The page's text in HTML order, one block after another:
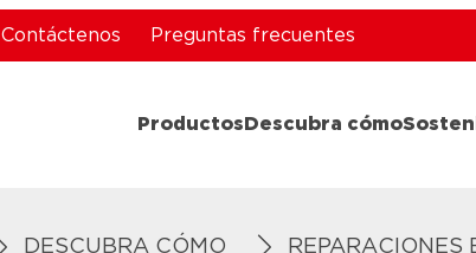
Contáctenos Preguntas frecuentes
Productos Descubra cómo
DESCUBRA CÓMO
REPARACIONES